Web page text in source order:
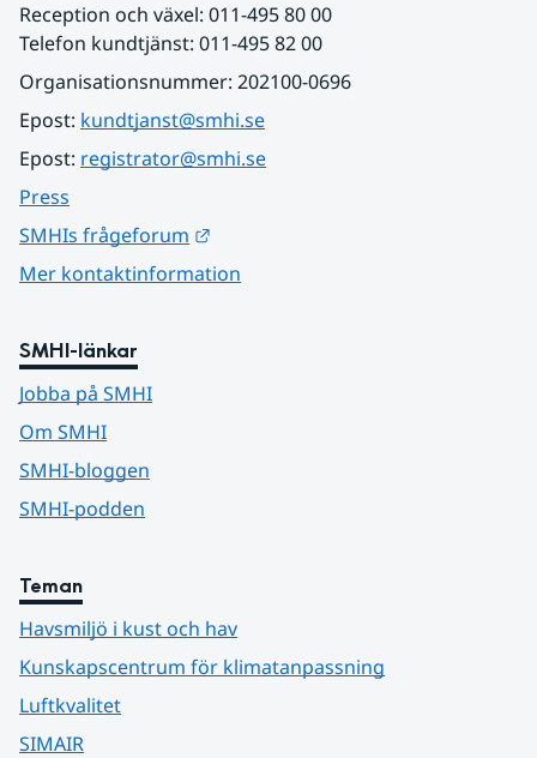
Reception och växel: 011-495 80 00
Telefon kundtjänst: 011-495 82 00
Organisationsnummer: 202100-0696
Epost: kundtjanst@smhi.se
Epost: registrator@smhi.se
Press
SMHIs frågeforum
Mer kontaktinformation
SMHI-länkar
Jobba på SMHI
Om SMHI
SMHI-bloggen
SMHI-podden
Teman
Havsmiljö i kust och hav
Kunskapscentrum för klimatanpassning
Luftkvalitet
SIMAIR